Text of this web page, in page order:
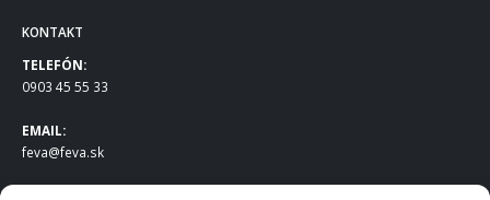
KONTAKT
TELEFÓN:
0903 45 55 33
EMAIL:
feva@feva.sk